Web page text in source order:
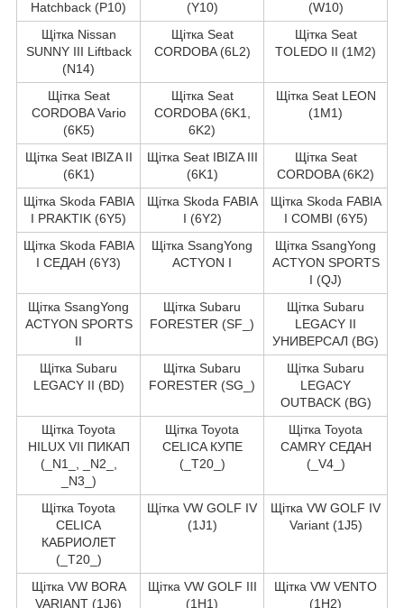
Hatchback (P10) (Y10)
(W10)
Щітка Nissan
SUNNY III Liftback
(N14)
Щітка Seat
CORDOBA (6L2)
Щітка Seat
TOLEDO II (1M2)
Щітка Seat
CORDOBA Vario
(6K5)
Щітка Seat
CORDOBA (6K1,
6K2)
Щітка Seat LEON
(1M1)
Щітка Seat IBIZA II
(6K1)
Щітка Seat IBIZA III
(6K1)
Щітка Seat
CORDOBA (6K2)
Щітка Skoda FABIA
I PRAKTIK (6Y5)
Щітка Skoda FABIA
I (6Y2)
Щітка Skoda FABIA
I COMBI (6Y5)
Щітка Skoda FABIA
I СЕДАН (6Y3)
Щітка SsangYong
ACTYON I
Щітка SsangYong
ACTYON SPORTS
I (QJ)
Щітка SsangYong
ACTYON SPORTS
II
Щітка Subaru
FORESTER (SF_)
Щітка Subaru
LEGACY II
УНИВЕРСАЛ (BG)
Щітка Subaru
LEGACY II (BD)
Щітка Subaru
FORESTER (SG_)
Щітка Subaru
LEGACY
OUTBACK (BG)
Щітка Toyota
HILUX VII ПИКАП
(_N1_, _N2_,
_N3_)
Щітка Toyota
CELICA КУПЕ
(_T20_)
Щітка Toyota
CAMRY СЕДАН
(_V4_)
Щітка Toyota
CELICA
КАБРИОЛЕТ
(_T20_)
Щітка VW GOLF IV
(1J1)
Щітка VW GOLF IV
Variant (1J5)
Щітка VW BORA
VARIANT (1J6)
Щітка VW GOLF III
(1H1)
Щітка VW VENTO
(1H2)